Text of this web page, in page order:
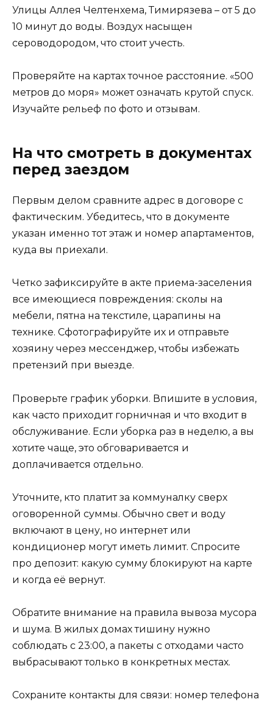
Улицы Аллея Челтенхема, Тимирязева – от 5 до
10 минут до воды. Воздух насыщен
сероводородом, что стоит учесть.
Проверяйте на картах точное расстояние. «500
метров до моря» может означать крутой спуск.
Изучайте рельеф по фото и отзывам.
На что смотреть в документах
перед заездом
Первым делом сравните адрес в договоре с
фактическим. Убедитесь, что в документе
указан именно тот этаж и номер апартаментов,
куда вы приехали.
Четко зафиксируйте в акте приема-заселения
все имеющиеся повреждения: сколы на
мебели, пятна на текстиле, царапины на
технике. Сфотографируйте их и отправьте
хозяину через мессенджер, чтобы избежать
претензий при выезде.
Проверьте график уборки. Впишите в условия,
как часто приходит горничная и что входит в
обслуживание. Если уборка раз в неделю, а вы
хотите чаще, это обговаривается и
доплачивается отдельно.
Уточните, кто платит за коммуналку сверх
оговоренной суммы. Обычно свет и воду
включают в цену, но интернет или
кондиционер могут иметь лимит. Спросите
про депозит: какую сумму блокируют на карте
и когда её вернут.
Обратите внимание на правила вывоза мусора
и шума. В жилых домах тишину нужно
соблюдать с 23:00, а пакеты с отходами часто
выбрасывают только в конкретных местах.
Сохраните контакты для связи: номер телефона